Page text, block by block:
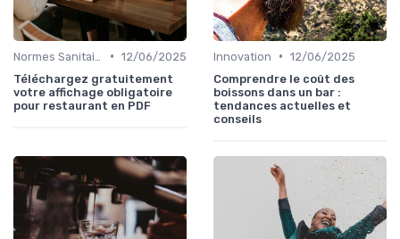
• 12/06/2025
Téléchargez gratuitement
votre affichage obligatoire
pour restaurant en PDF
Innovation • 12/06/2025
Comprendre le coût des
boissons dans un bar :
tendances actuelles et
conseils